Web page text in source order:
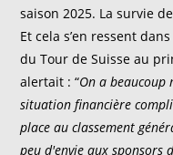
saison 2025. La survie
Et cela s’en ressent
du Tour de Suisse au
alertait : “On a beaucoup
situation financière
place au classement
peu d'envie aux sponsors